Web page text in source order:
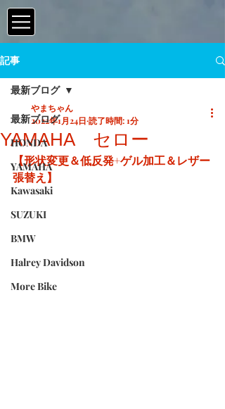
記事
最新ブログ
HONDA
YAMAHA
Kawasaki
SUZUKI
BMW
Halrey Davidson
More Bike
最新ブログ
YAMAHA セロー
やまちゃん
2022年1月24日 読了時間: 1分
【形状変更＆低反発+ゲル加工＆レザー
張替え】